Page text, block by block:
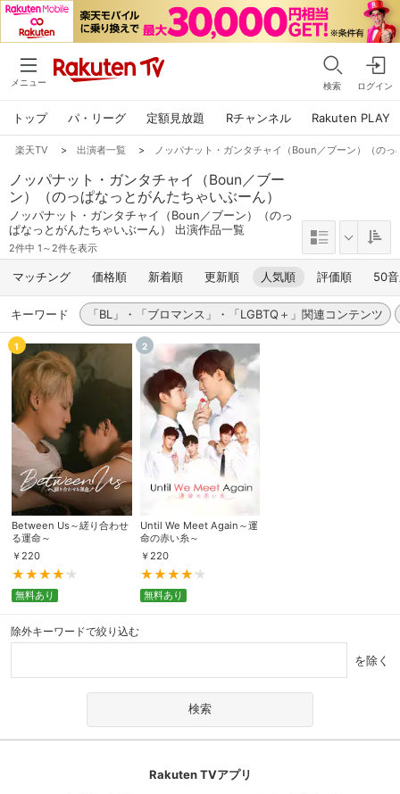
メニュー 検索 ログイン
トップ パ・リーグ 定額見放題 Rチャンネル Rakuten PLAY
楽天TV > 出演者一覧 > ノッパナット・ガンタチャイ（Boun／ブーン）（の
ノッパナット・ガンタチャイ（Boun／ブー
ン）（のっぱなっとがんたちゃいぶーん）
ノッパナット・ガンタチャイ（Boun／ブーン）（のっ
ぱなっとがんたちゃいぶーん） 出演作品一覧
2件中 1～2件を表示
マッチング 価格順 新着順 更新順 人気順 評価順 50
キーワード 「BL」・「ブロマンス」・「LGBTQ＋」関連コンテンツ
1
Between Us～縒り合わせ
る運命～
￥ 220
無料あり
2
Until We Meet Again～運
命の赤い糸～
￥ 220
無料あり
除外キーワードで絞り込む
を除く
Rakuten TVアプリ